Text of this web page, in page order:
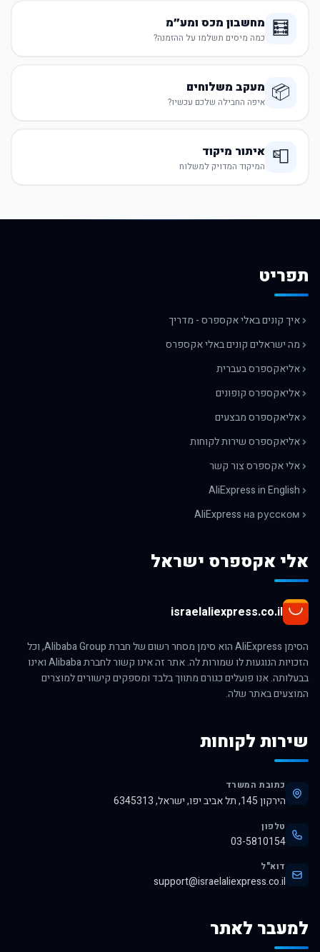
🧮 מחשבון מכס ומע״מ
כמה מיסים תשלמו על ההזמנה?
📦 מעקב משלוחים
איפה החבילה שלכם עכשיו?
📮 איתור מיקוד
המיקוד המדויק למשלוח
תפריט
איך קונים באלי אקספרס - מדריך
מה ישראלים קונים באלי אקספרס
אליאקספרס בעברית
אליאקספרס קופונים
אליאקספרס מבצעים
אליאקספרס שירות לקוחות
אלי אקספרס צור קשר
AliExpress in English
AliExpress на русском
אלי אקספרס ישראל
israelaliexpress.co.il
הסימן AliExpress הוא סימן מסחר רשום של חברת Alibaba Group, וכל
הזכויות הנוגעות לו שמורות לה. אתר זה אינו קשור לחברת Alibaba ואינו
בבעלותה. אנו פועלים כגורם מתווך בלבד ומספקים קישורים למוצרים
המוצעים באתר שלה.
שירות לקוחות
כתובת המשרד
הירקון 145, תל אביב יפו, ישראל, 6345313
טלפון
03-5810154
דוא"ל
support@israelaliexpress.co.il
למעבר לאתר
לרכישה באלי אקספרס